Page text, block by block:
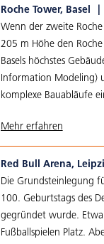
Roche Tower, Basel
Wenn der zweite
205 m Höhe den
Basels höchstes
Information Modeling)
komplexe Bauabläufe
Mehr erfahren
Red Bull Arena,
Die Grundsteinlegung
100. Geburtstags des
gegründet wurde.
Fußballspielen Platz.